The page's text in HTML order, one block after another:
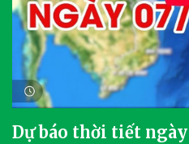
Dự báo thời tiết